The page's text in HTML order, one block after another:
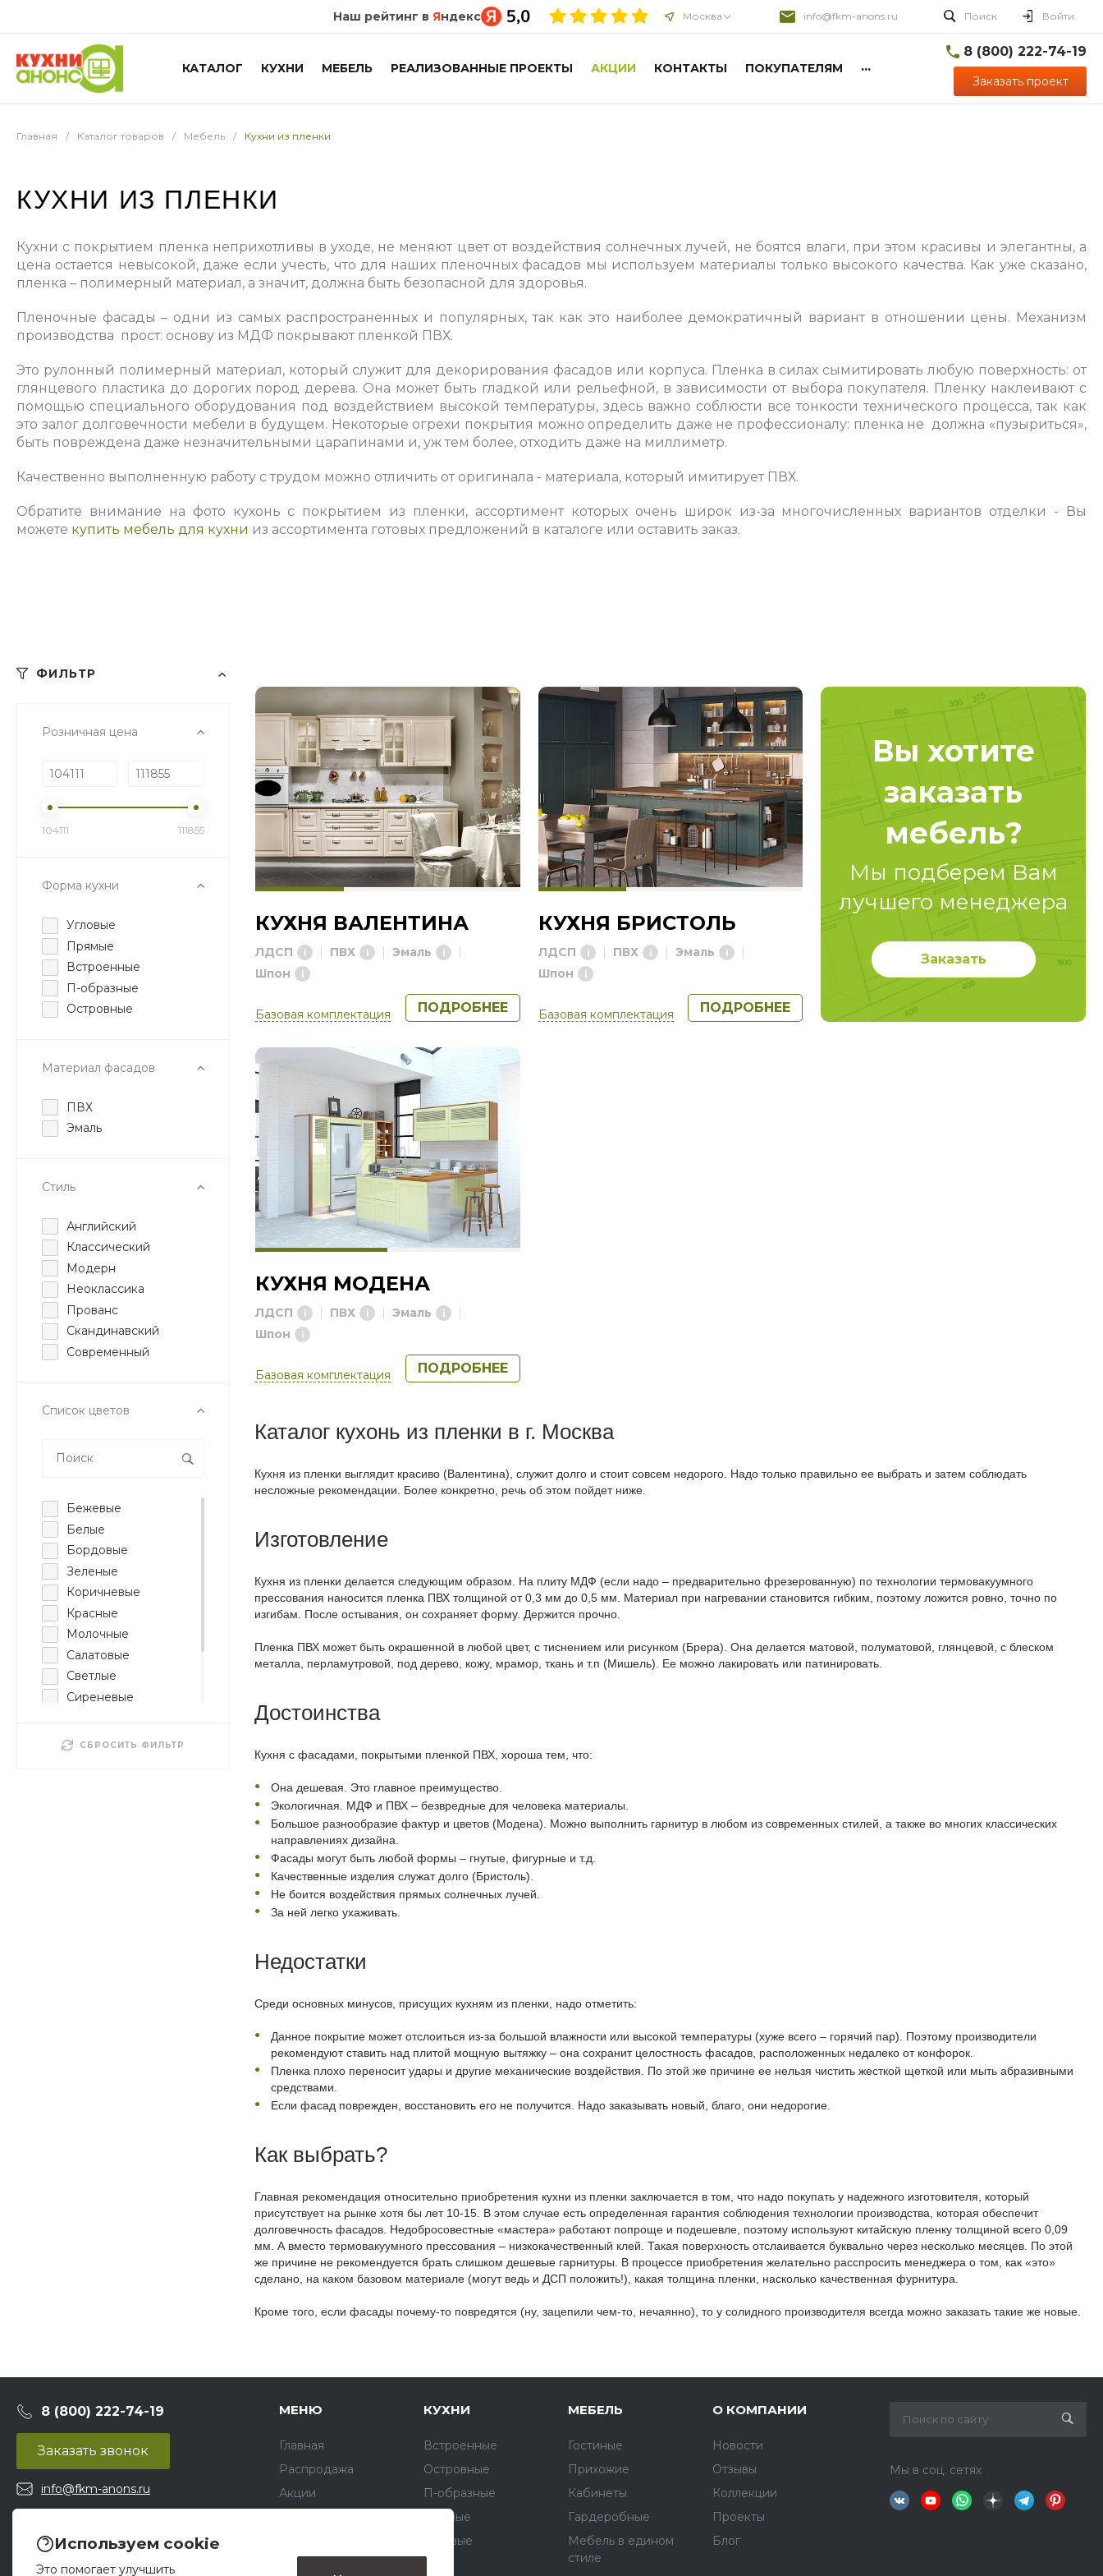
Наш рейтинг в Яндекс Москва info@fkm-anons.ru Поиск Войти
КАТАЛОГ КУХНИ МЕБЕЛЬ РЕАЛИЗОВАННЫЕ ПРОЕКТЫ АКЦИИ КОНТАКТЫ ПОКУПАТЕЛЯМ ...
8 (800) 222-74-19
Заказать проект
Главная / Каталог товаров / Мебель / Кухни из пленки
КУХНИ ИЗ ПЛЕНКИ
Кухни с покрытием пленка неприхотливы в уходе, не меняют цвет от воздействия солнечных лучей, не боятся влаги, при этом красивы и элегантны, а
цена остается невысокой, даже если учесть, что для наших пленочных фасадов мы используем материалы только высокого качества. Как уже сказано,
пленка – полимерный материал, а значит, должна быть безопасной для здоровья.
Пленочные фасады – одни из самых распространенных и популярных, так как это наиболее демократичный вариант в отношении цены. Механизм
производства прост: основу из МДФ покрывают пленкой ПВХ.
Это рулонный полимерный материал, который служит для декорирования фасадов или корпуса. Пленка в силах сымитировать любую поверхность: от
глянцевого пластика до дорогих пород дерева. Она может быть гладкой или рельефной, в зависимости от выбора покупателя. Пленку наклеивают с
помощью специального оборудования под воздействием высокой температуры, здесь важно соблюсти все тонкости технического процесса, так как
это залог долговечности мебели в будущем. Некоторые огрехи покрытия можно определить даже не профессионалу: пленка не должна «пузыриться»,
быть повреждена даже незначительными царапинами и, уж тем более, отходить даже на миллиметр.
Качественно выполненную работу с трудом можно отличить от оригинала - материала, который имитирует ПВХ.
Обратите внимание на фото кухонь с покрытием из пленки, ассортимент которых очень широк из-за многочисленных вариантов отделки - Вы
можете купить мебель для кухни из ассортимента готовых предложений в каталоге или оставить заказ.
ФИЛЬТР
Розничная цена
104111 111855
Форма кухни
Угловые
Прямые
Встроенные
П-образные
Островные
Материал фасадов
ПВХ
Эмаль
Стиль
Английский
Классический
Модерн
Неоклассика
Прованс
Скандинавский
Современный
Список цветов
Бежевые
Белые
Бордовые
Зеленые
Коричневые
Красные
Молочные
Салатовые
Светлые
Сиреневые
Цветные
СБРОСИТЬ ФИЛЬТР
КУХНЯ ВАЛЕНТИНА
ЛДСП ПВХ
Эмаль
Шпон
Базовая комплектация ПОДРОБНЕЕ
КУХНЯ БРИСТОЛЬ
ЛДСП ПВХ
Эмаль
Шпон
Базовая комплектация ПОДРОБНЕЕ
Вы хотите
заказать
мебель?
Мы подберем Вам
лучшего менеджера
Заказать
КУХНЯ МОДЕНА
ЛДСП ПВХ
Эмаль
Шпон
Базовая комплектация ПОДРОБНЕЕ
Каталог кухонь из пленки в г. Москва
Кухня из пленки выглядит красиво (Валентина), служит долго и стоит совсем недорого. Надо только правильно ее выбрать и затем соблюдать
несложные рекомендации. Более конкретно, речь об этом пойдет ниже.
Изготовление
Кухня из пленки делается следующим образом. На плиту МДФ (если надо – предварительно фрезерованную) по технологии термовакуумного
прессования наносится пленка ПВХ толщиной от 0,3 мм до 0,5 мм. Материал при нагревании становится гибким, поэтому ложится ровно, точно по
изгибам. После остывания, он сохраняет форму. Держится прочно.
Пленка ПВХ может быть окрашенной в любой цвет, с тиснением или рисунком (Брера). Она делается матовой, полуматовой, глянцевой, с блеском
металла, перламутровой, под дерево, кожу, мрамор, ткань и т.п (Мишель). Ее можно лакировать или патинировать.
Достоинства
Кухня с фасадами, покрытыми пленкой ПВХ, хороша тем, что:
Она дешевая. Это главное преимущество.
Экологичная. МДФ и ПВХ – безвредные для человека материалы.
Большое разнообразие фактур и цветов (Модена). Можно выполнить гарнитур в любом из современных стилей, а также во многих классических
направлениях дизайна.
Фасады могут быть любой формы – гнутые, фигурные и т.д.
Качественные изделия служат долго (Бристоль).
Не боится воздействия прямых солнечных лучей.
За ней легко ухаживать.
Недостатки
Среди основных минусов, присущих кухням из пленки, надо отметить:
Данное покрытие может отслоиться из-за большой влажности или высокой температуры (хуже всего – горячий пар). Поэтому производители
рекомендуют ставить над плитой мощную вытяжку – она сохранит целостность фасадов, расположенных недалеко от конфорок.
Пленка плохо переносит удары и другие механические воздействия. По этой же причине ее нельзя чистить жесткой щеткой или мыть абразивными
средствами.
Если фасад поврежден, восстановить его не получится. Надо заказывать новый, благо, они недорогие.
Как выбрать?
Главная рекомендация относительно приобретения кухни из пленки заключается в том, что надо покупать у надежного изготовителя, который
присутствует на рынке хотя бы лет 10-15. В этом случае есть определенная гарантия соблюдения технологии производства, которая обеспечит
долговечность фасадов. Недобросовестные «мастера» работают попроще и подешевле, поэтому используют китайскую пленку толщиной всего 0,09
мм. А вместо термовакуумного прессования – низкокачественный клей. Такая поверхность отслаивается буквально через несколько месяцев. По этой
же причине не рекомендуется брать слишком дешевые гарнитуры. В процессе приобретения желательно расспросить менеджера о том, как «это»
сделано, на каком базовом материале (могут ведь и ДСП положить!), какая толщина пленки, насколько качественная фурнитура.
Кроме того, если фасады почему-то повредятся (ну, зацепили чем-то, нечаянно), то у солидного производителя всегда можно заказать такие же новые.
8 (800) 222-74-19
Заказать звонок
info@fkm-anons.ru
МЕНЮ
Главная
Распродажа
Акции
КУХНИ
Встроенные
Островные
П-образные
Прямые
Угловые
МЕБЕЛЬ
Гостиные
Прихожие
Кабинеты
Гардеробные
Мебель в едином
стиле
О КОМПАНИИ
Новости
Отзывы
Коллекции
Проекты
Блог
Мы в соц. сетях
Используем cookie
Это помогает улучшить